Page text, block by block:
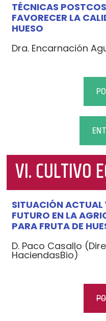
TÉCNICAS
FAVORECER LA
HUESO
Dra. Encarnación
VI. CULTIVO
SITUACIÓN ACTUAL
FUTURO EN LA
PARA FRUTA DE
D. Paco Casallo
HaciendasBio)